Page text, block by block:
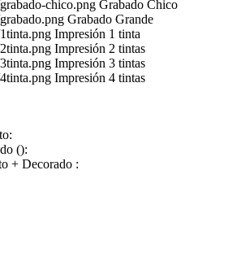
Grabado Chico
Grabado Grande
Impresión 1 tinta
Impresión 2 tintas
Impresión 3 tintas
Impresión 4 tintas
():
+ Decorado :